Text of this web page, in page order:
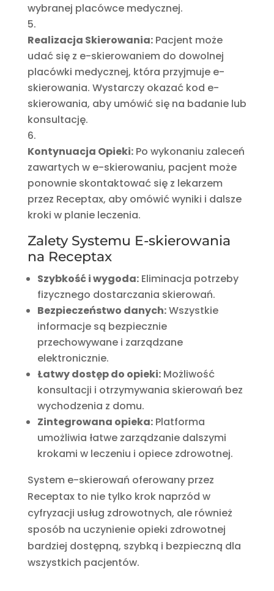
wybranej placówce medycznej.
Realizacja Skierowania:Pacjent może
udać się z e-skierowaniem do dowolnej
placówki medycznej, która przyjmuje e-
skierowania. Wystarczy okazać kod e-
skierowania, aby umówić się na badanie lub
konsultację.
Kontynuacja Opieki:Po wykonaniu zaleceń
zawartych w e-skierowaniu, pacjent może
ponownie skontaktować się z lekarzem
przez Receptax, aby omówić wyniki i dalsze
kroki w planie leczenia.
Zalety Systemu E-skierowania
na Receptax
Szybkość i wygoda:Eliminacja potrzeby
fizycznego dostarczania skierowań.
Bezpieczeństwo danych:Wszystkie
informacje są bezpiecznie
przechowywane i zarządzane
elektronicznie.
Łatwy dostęp do opieki:Możliwość
konsultacji i otrzymywania skierowań bez
wychodzenia z domu.
Zintegrowana opieka:Platforma
umożliwia łatwe zarządzanie dalszymi
krokami w leczeniu i opiece zdrowotnej.
System e-skierowań oferowany przez
Receptax to nie tylko krok naprzód w
cyfryzacji usług zdrowotnych, ale również
sposób na uczynienie opieki zdrowotnej
bardziej dostępną, szybką i bezpieczną dla
wszystkich pacjentów.